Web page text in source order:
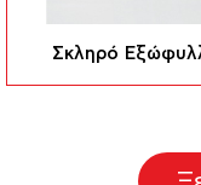
Σκληρό